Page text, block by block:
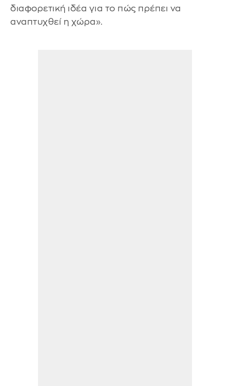
διαφορετική ιδέα για το πώς πρέπει να
αναπτυχθεί η χώρα».